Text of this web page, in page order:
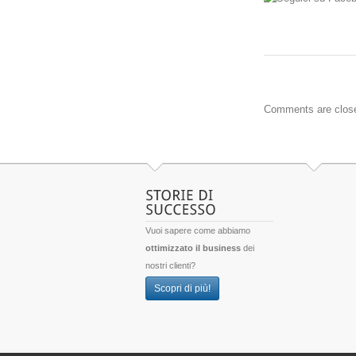
Comments are
Vuoi sapere come abbiamo
ottimizzato il business dei
nostri clienti?
Scopri di più!